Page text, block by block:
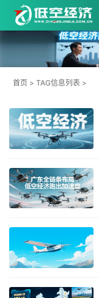
首页 > TAG信息列表 >